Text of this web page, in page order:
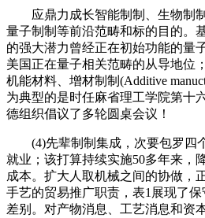
应鼎力成长智能制制、生物制制
量子制制等前沿范畴和标的目的。
的强大潜力曾经正在初始功能的量
美国正在量子相关范畴的从导地位
机能材料、增材制制(Additive
为典型的是时任麻省理工学院第十
德组织倡议了多轮圆桌会议！
(4)先辈制制集成，次要包罗四
就业；该打算持续实施50多年来，
成本。扩大人取机械之间的协做，
手艺的贸易推广职责，表1展现了
差别。对产物消息、工艺消息和资